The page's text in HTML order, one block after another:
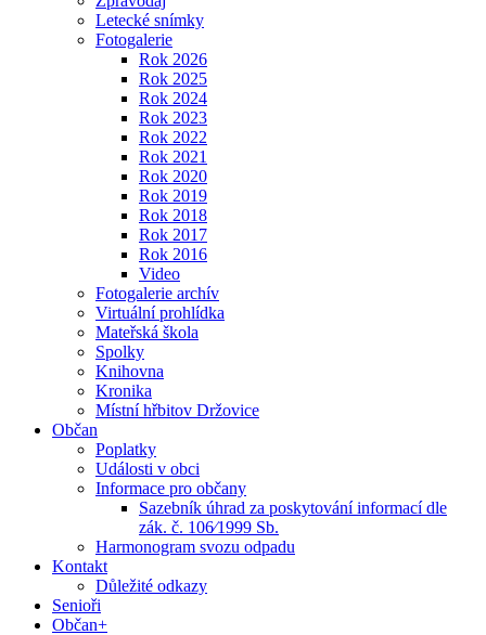
Letecké snímky
Fotogalerie
Rok 2026
Rok 2025
Rok 2024
Rok 2023
Rok 2022
Rok 2021
Rok 2020
Rok 2019
Rok 2018
Rok 2017
Rok 2016
Video
Fotogalerie archív
Virtuální prohlídka
Mateřská škola
Spolky
Knihovna
Kronika
Místní hřbitov Držovice
Občan
Poplatky
Události v obci
Informace pro občany
Sazebník úhrad za poskytování informací dle
zák. č. 106⁄1999 Sb.
Harmonogram svozu odpadu
Kontakt
Důležité odkazy
Senioři
Občan+